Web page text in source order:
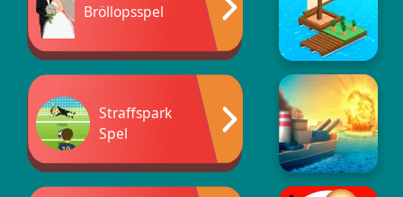
Bröllopsspel
Straffspark
Spel